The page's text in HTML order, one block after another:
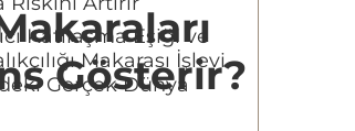
Gösterir?
Katılaşma Eşiği ve
Makarası İşlevi
Gerçek Dünya